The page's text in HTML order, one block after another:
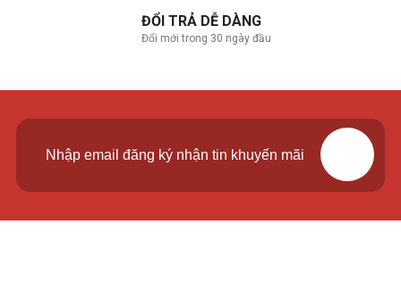
ĐỔI TRẢ DỄ DÀNG
Đổi mới trong 30 ngày đầu